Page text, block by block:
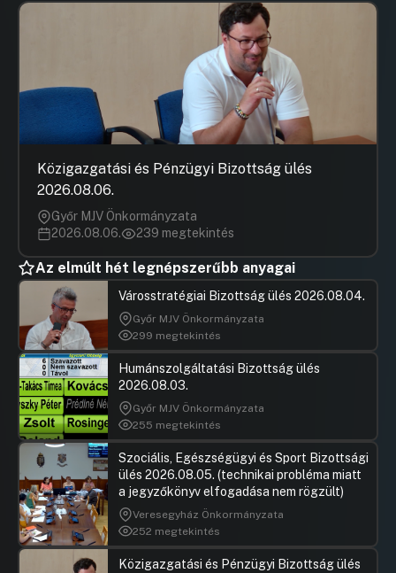
Közigazgatási és Pénzügyi Bizottság ülés
2026.08.06.
Győr MJV Önkormányzata
2026.08.06.
239 megtekintés
Az elmúlt hét legnépszerűbb anyagai
Városstratégiai Bizottság ülés 2026.08.04.
Győr MJV Önkormányzata
299 megtekintés
Humánszolgáltatási Bizottság ülés
2026.08.03.
Győr MJV Önkormányzata
255 megtekintés
Szociális, Egészségügyi és Sport Bizottsági
ülés 2026.08.05. (technikai probléma miatt
a jegyzőkönyv elfogadása nem rögzült)
Veresegyház Önkormányzata
252 megtekintés
Közigazgatási és Pénzügyi Bizottság ülés